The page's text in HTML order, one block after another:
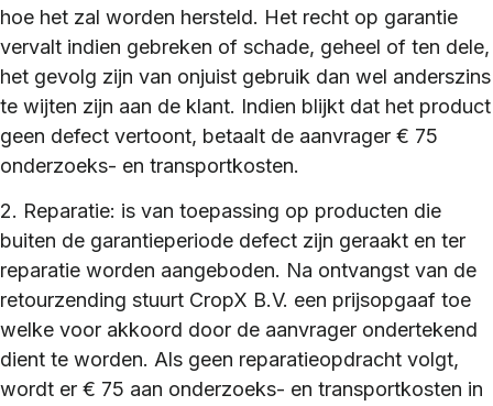
hoe het zal worden hersteld. Het recht op garantie
vervalt indien gebreken of schade, geheel of ten dele,
het gevolg zijn van onjuist gebruik dan wel anderszins
te wijten zijn aan de klant. Indien blijkt dat het product
geen defect vertoont, betaalt de aanvrager € 75
onderzoeks- en transportkosten.
2. Reparatie: is van toepassing op producten die
buiten de garantieperiode defect zijn geraakt en ter
reparatie worden aangeboden. Na ontvangst van de
retourzending stuurt CropX B.V. een prijsopgaaf toe
welke voor akkoord door de aanvrager ondertekend
dient te worden. Als geen reparatieopdracht volgt,
wordt er € 75 aan onderzoeks- en transportkosten in